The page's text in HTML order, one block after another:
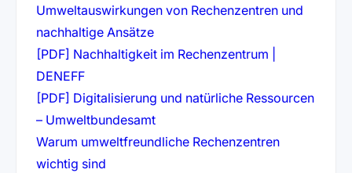
Umweltauswirkungen von Rechenzentren und
nachhaltige Ansätze(öffnet in neuem Tab)
[PDF] Nachhaltigkeit im Rechenzentrum |
DENEFF(öffnet in neuem Tab)
[PDF] Digitalisierung und natürliche Ressourcen
– Umweltbundesamt(öffnet in neuem Tab)
Warum umweltfreundliche Rechenzentren
wichtig sind(öffnet in neuem Tab)